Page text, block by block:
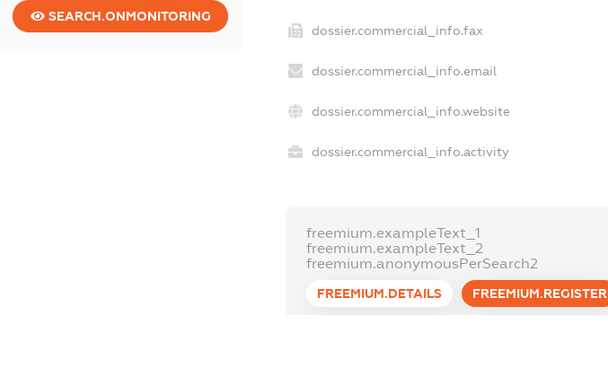
SEARCH.ONMONITORING
dossier.commercial_info.fax
dossier.commercial_info.email
dossier.commercial_info.website
dossier.commercial_info.activity
freemium.exampleText_1
freemium.exampleText_2
freemium.anonymousPerSearch2
FREEMIUM.DETAILS FREEMIUM.REGISTER